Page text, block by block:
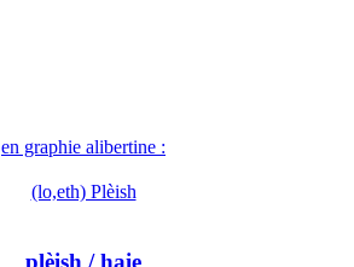
en graphie alibertine :
(lo,eth) Plèish
plèish / haie